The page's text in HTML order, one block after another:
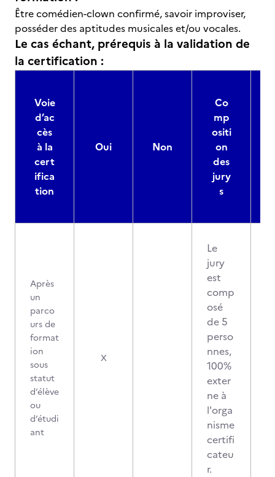
Être comédien-clown confirmé, savoir improviser,
posséder des aptitudes musicales et/ou vocales.
Le cas échant, prérequis à la validation de
la certification :
Voie
d’ac
cès
à la
cert
ifica
tion
Oui Non
Co
mp
ositi
on
des
jury
s
Après
un
parco
urs de
format
ion
sous
statut
d’élève
ou
d’étudi
ant
X
Le
jury
est
comp
osé
de 5
perso
nnes,
100%
exter
ne à
l'orga
nisme
certifi
cateu
r.